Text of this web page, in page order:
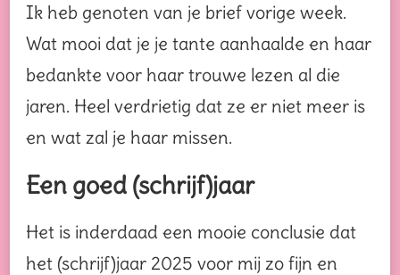
Ik heb genoten van je brief vorige week.
Wat mooi dat je je tante aanhaalde en haar
bedankte voor haar trouwe lezen al die
jaren. Heel verdrietig dat ze er niet meer is
en wat zal je haar missen.
Een goed (schrijf)jaar
Het is inderdaad een mooie conclusie dat
het (schrijf)jaar 2025 voor mij zo fijn en